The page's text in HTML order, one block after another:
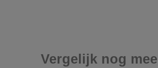
Vergelijk nog